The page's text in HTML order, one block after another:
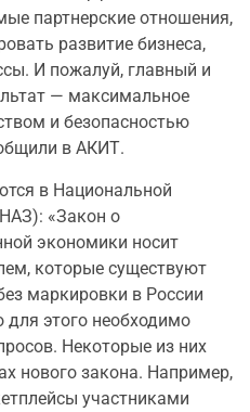
партнерские отношения,
развитие бизнеса,
И пожалуй, главный и
— максимальное
и безопасностью
в АКИТ.
в Национальной
«Закон о
экономики носит
которые существуют
маркировки в России
этого необходимо
Некоторые из них
нового закона. Например,
участниками